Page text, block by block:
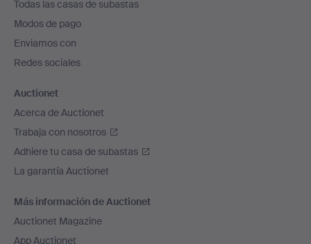
pie
de
página
Todas las casas de subastas
Modos de pago
Enviamos con
Redes sociales
Auctionet
Acerca de Auctionet
Trabaja con nosotros
Adhiere tu casa de subastas
La garantía Auctionet
Más información de Auctionet
Auctionet Magazine
App Auctionet